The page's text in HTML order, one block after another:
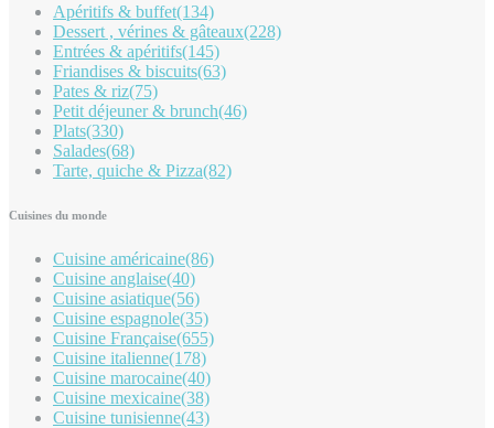
Apéritifs & buffet(134)
Dessert , vérines & gâteaux(228)
Entrées & apéritifs(145)
Friandises & biscuits(63)
Pates & riz(75)
Petit déjeuner & brunch(46)
Plats(330)
Salades(68)
Tarte, quiche & Pizza(82)
Cuisines du monde
Cuisine américaine(86)
Cuisine anglaise(40)
Cuisine asiatique(56)
Cuisine espagnole(35)
Cuisine Française(655)
Cuisine italienne(178)
Cuisine marocaine(40)
Cuisine mexicaine(38)
Cuisine tunisienne(43)